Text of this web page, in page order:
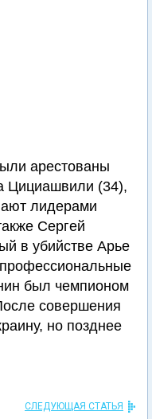
арестованы
Цициашвили (34),
лидерами
Сергей
в убийстве Арье
был чемпионом
совершения
но позднее
СЛЕДУЮЩАЯ СТАТЬЯ